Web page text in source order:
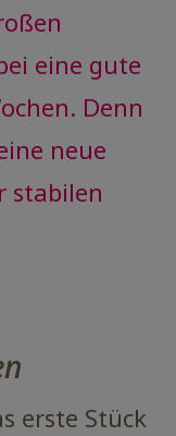
eine gute
Denn
neue
stabilen
erste Stück